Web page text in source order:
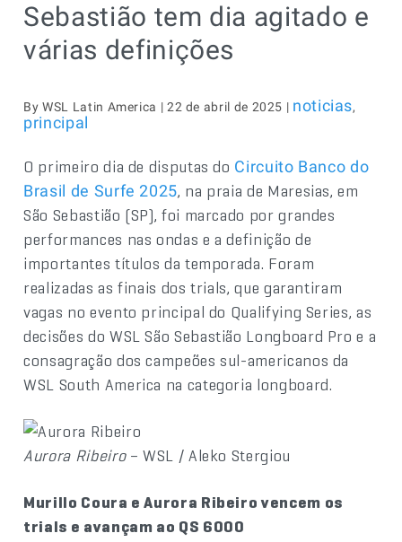
Sebastião tem dia agitado e
várias definições
By WSL Latin America | 22 de abril de 2025 | noticias,
principal
O primeiro dia de disputas do Circuito Banco do
Brasil de Surfe 2025, na praia de Maresias, em
São Sebastião (SP), foi marcado por grandes
performances nas ondas e a definição de
importantes títulos da temporada. Foram
realizadas as finais dos trials, que garantiram
vagas no evento principal do Qualifying Series, as
decisões do WSL São Sebastião Longboard Pro e a
consagração dos campeões sul-americanos da
WSL South America na categoria longboard.
Aurora Ribeiro – WSL / Aleko Stergiou
Murillo Coura e Aurora Ribeiro vencem os
trials e avançam ao QS 6000